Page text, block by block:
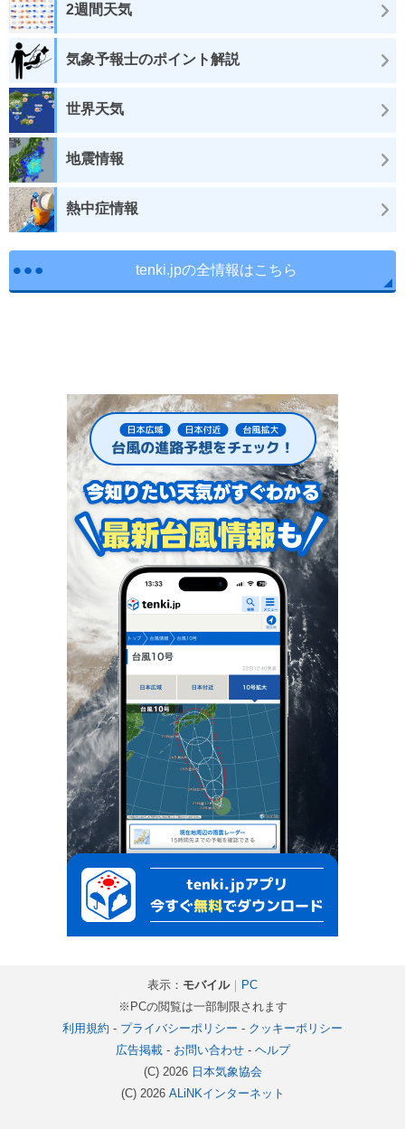
2週間天気
気象予報士のポイント解説
世界天気
地震情報
熱中症情報
tenki.jpの全情報はこちら
表示： モバイル｜ PC
※PCの閲覧は一部制限されます
利用規約 - プライバシーポリシー - クッキーポリシー
広告掲載- お問い合わせ- ヘルプ
(C) 2026 日本気象協会
(C) 2026 ALiNKインターネット